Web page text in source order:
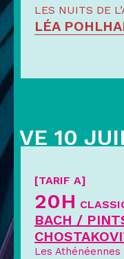
LES NUITS DE
LÉA
VE 10
[TARIF A]
20H
BACH /
Les